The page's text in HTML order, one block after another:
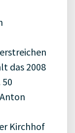
das 2008
Kirchhof